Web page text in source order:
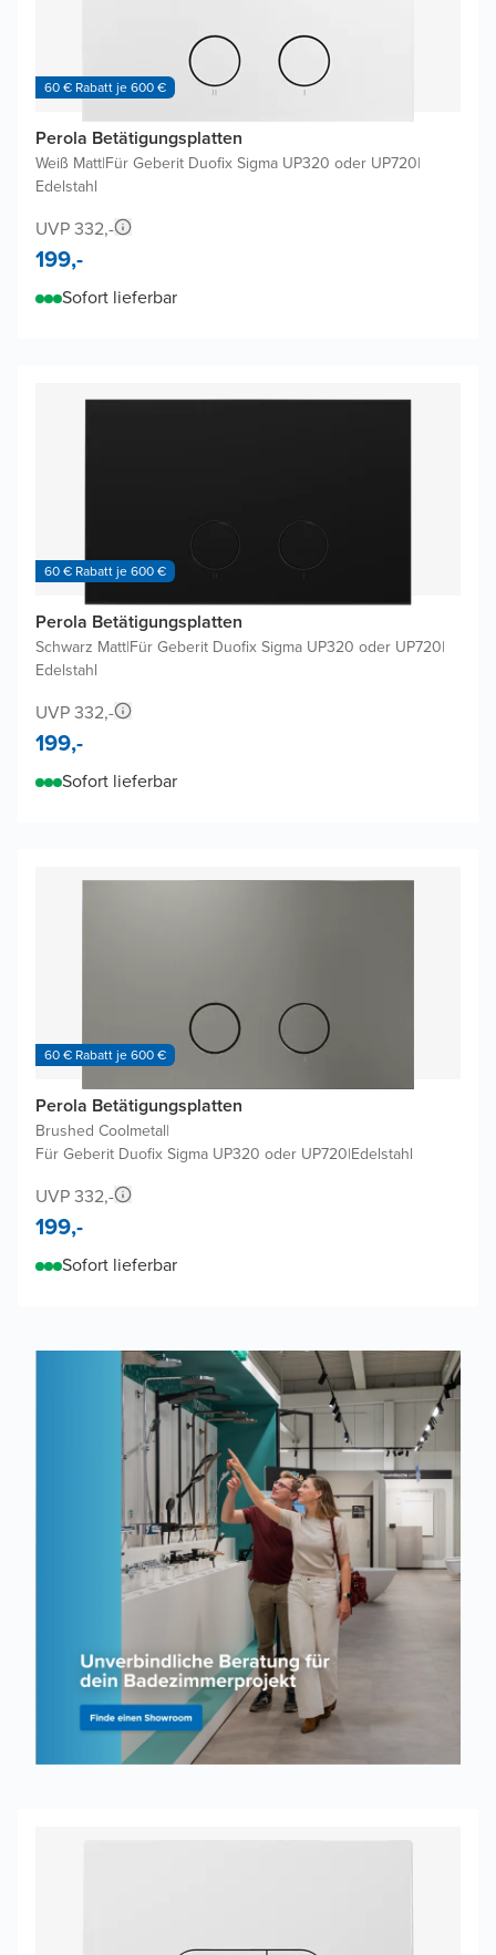
60 € Rabatt je 600 €
Perola Betätigungsplatten
Weiß Matt|Für Geberit Duofix Sigma UP320 oder UP720|
Edelstahl
UVP 332,-
199,-
Sofort lieferbar
60 € Rabatt je 600 €
Perola Betätigungsplatten
Schwarz Matt|Für Geberit Duofix Sigma UP320 oder UP720|
Edelstahl
UVP 332,-
199,-
Sofort lieferbar
60 € Rabatt je 600 €
Perola Betätigungsplatten
Brushed Coolmetal|
Für Geberit Duofix Sigma UP320 oder UP720|Edelstahl
UVP 332,-
199,-
Sofort lieferbar